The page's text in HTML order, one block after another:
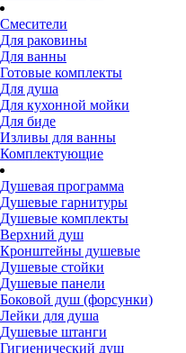
Смесители
Для раковины
Для ванны
Готовые комплекты
Для душа
Для кухонной мойки
Для биде
Изливы для ванны
Комплектующие
Душевая программа
Душевые гарнитуры
Душевые комплекты
Верхний душ
Кронштейны душевые
Душевые стойки
Душевые панели
Боковой душ (форсунки)
Лейки для душа
Душевые штанги
Гигиенический душ